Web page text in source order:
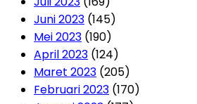
Juni 2023 (145)
Mei 2023 (190)
April 2023 (124)
Maret 2023 (205)
Februari 2023 (170)